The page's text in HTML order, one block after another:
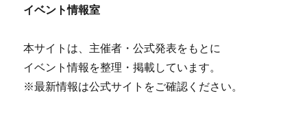
イベント情報室
本サイトは、主催者・公式発表をもとに
イベント情報を整理・掲載しています。
※最新情報は公式サイトをご確認ください。